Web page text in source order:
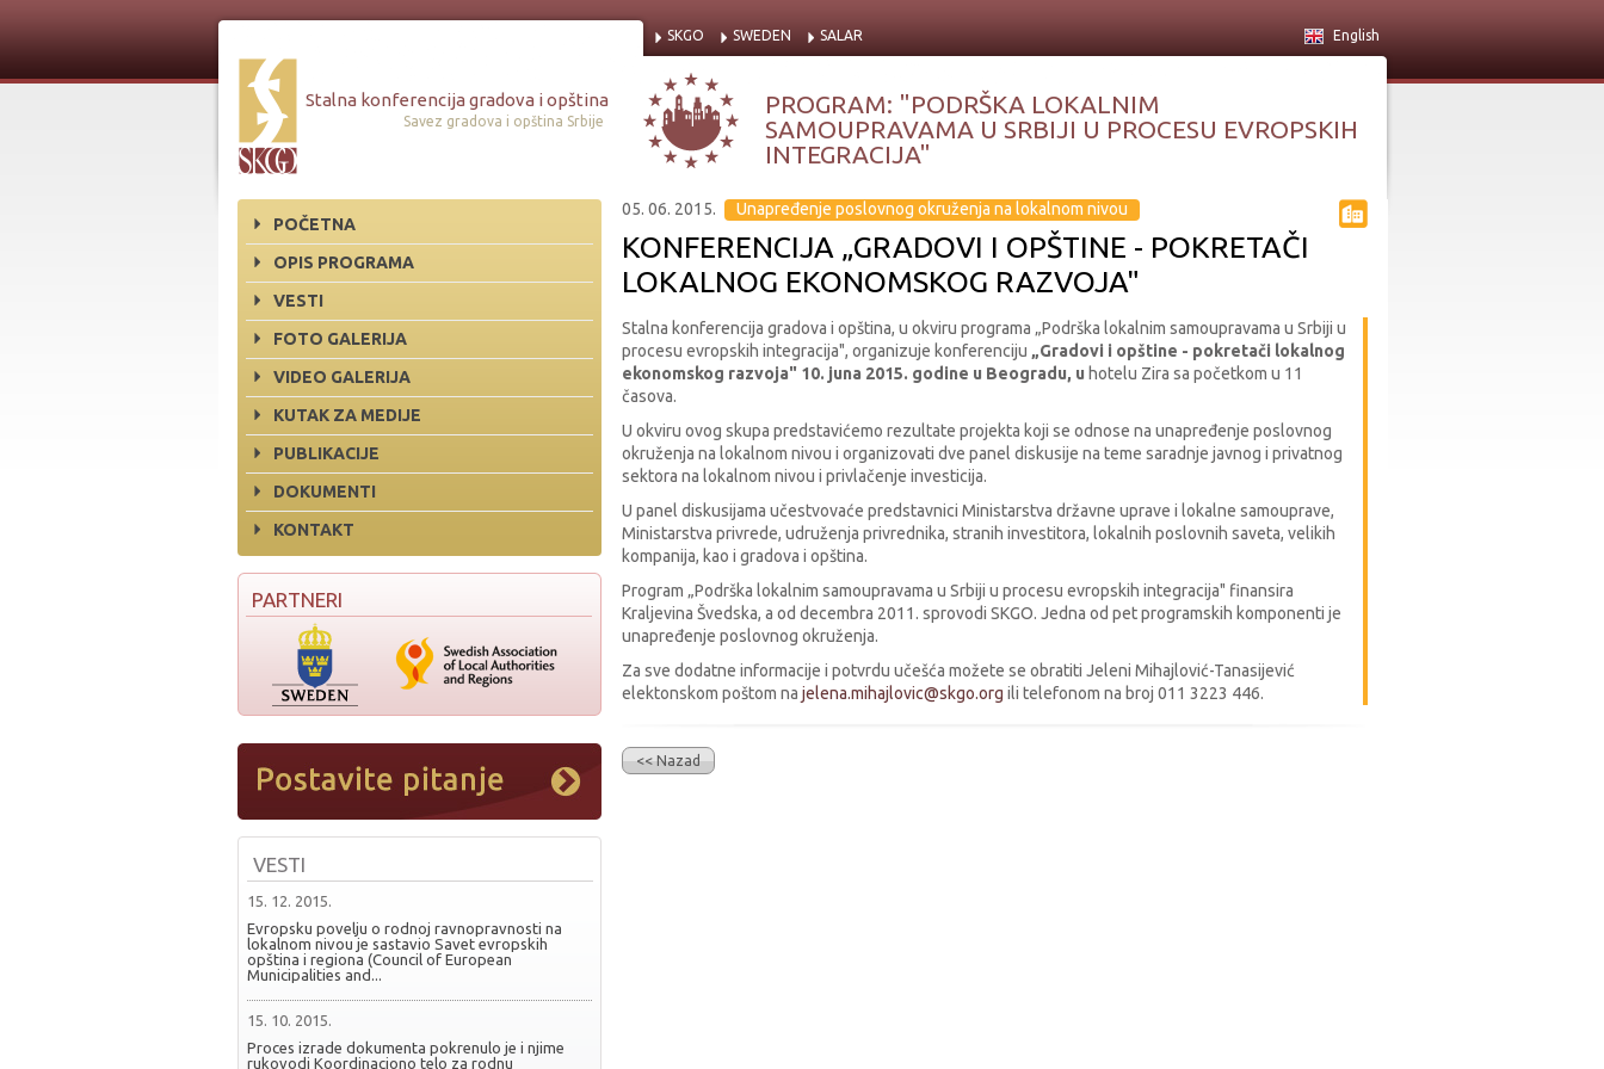
Stalna konferencija gradova i opština
Savez gradova i opština Srbije
SKGO SWEDEN SALAR English
PROGRAM: "PODRŠKA LOKALNIM
SAMOUPRAVAMA U SRBIJI U PROCESU EVROPSKIH
INTEGRACIJA"
POČETNA
OPIS PROGRAMA
VESTI
FOTO GALERIJA
VIDEO GALERIJA
KUTAK ZA MEDIJE
PUBLIKACIJE
DOKUMENTI
KONTAKT
PARTNERI
VESTI
15. 12. 2015.
Evropsku povelju o rodnoj ravnopravnosti na
lokalnom nivou je sastavio Savet evropskih
opština i regiona (Council of European
Municipalities and...
15. 10. 2015.
Proces izrade dokumenta pokrenulo je i njime
rukovodi Koordinaciono telo za rodnu
05. 06. 2015. Unapređenje poslovnog okruženja na lokalnom nivou
KONFERENCIJA „GRADOVI I OPŠTINE - POKRETAČI
LOKALNOG EKONOMSKOG RAZVOJA"
Stalna konferencija gradova i opština, u okviru programa „Podrška lokalnim samoupravama u Srbiji u
procesu evropskih integracija", organizuje konferenciju „Gradovi i opštine - pokretači lokalnog
ekonomskog razvoja" 10. juna 2015. godine u Beogradu, u hotelu Zira sa početkom u 11
časova.
U okviru ovog skupa predstavićemo rezultate projekta koji se odnose na unapređenje poslovnog
okruženja na lokalnom nivou i organizovati dve panel diskusije na teme saradnje javnog i privatnog
sektora na lokalnom nivou i privlačenje investicija.
U panel diskusijama učestvovaće predstavnici Ministarstva državne uprave i lokalne samouprave,
Ministarstva privrede, udruženja privrednika, stranih investitora, lokalnih poslovnih saveta, velikih
kompanija, kao i gradova i opština.
Program „Podrška lokalnim samoupravama u Srbiji u procesu evropskih integracija" finansira
Kraljevina Švedska, a od decembra 2011. sprovodi SKGO. Jedna od pet programskih komponenti je
unapređenje poslovnog okruženja.
Za sve dodatne informacije i potvrdu učešća možete se obratiti Jeleni Mihajlović-Tanasijević
elektonskom poštom na jelena.mihajlovic@skgo.org ili telefonom na broj 011 3223 446.
<< Nazad